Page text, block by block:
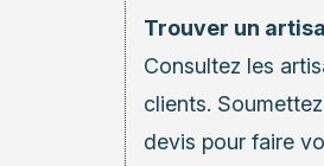
Trouver un
Consultez les
clients.
devis pour faire